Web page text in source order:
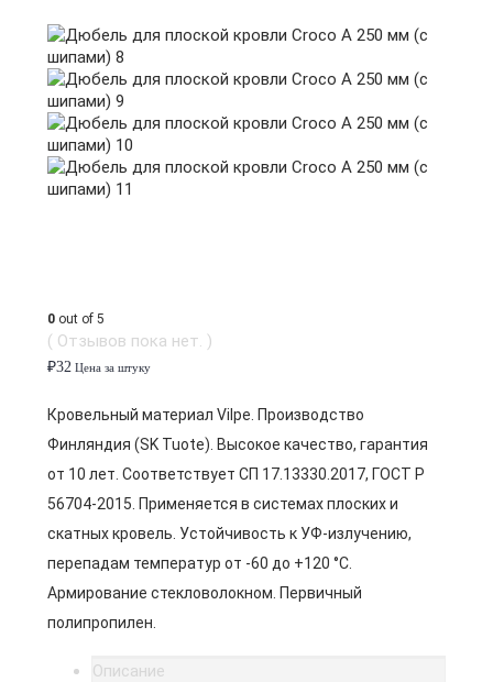
0 out of 5
( Отзывов пока нет. )
₽32 Цена за штуку
Кровельный материал Vilpe. Производство
Финляндия (SK Tuote). Высокое качество, гарантия
от 10 лет. Соответствует СП 17.13330.2017, ГОСТ Р
56704-2015. Применяется в системах плоских и
скатных кровель. Устойчивость к УФ-излучению,
перепадам температур от -60 до +120 °C.
Армирование стекловолокном. Первичный
полипропилен.
Описание